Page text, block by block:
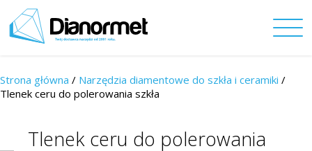
Strona główna / Narzędzia diamentowe do szkła i ceramiki /
Tlenek ceru do polerowania szkła
Tlenek ceru do polerowania